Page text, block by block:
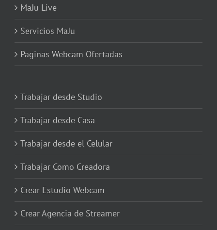
MaJu Live
Servicios MaJu
Paginas Webcam Ofertadas
Trabajar desde Studio
Trabajar desde Casa
Trabajar desde el Celular
Trabajar Como Creadora
Crear Estudio Webcam
Crear Agencia de Streamer